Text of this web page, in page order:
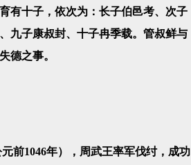
有十子，依次为：长子伯邑考、次子
九子康叔封、十子冉季载。管叔鲜与
德之事。
前1046年），周武王率军伐纣，成功